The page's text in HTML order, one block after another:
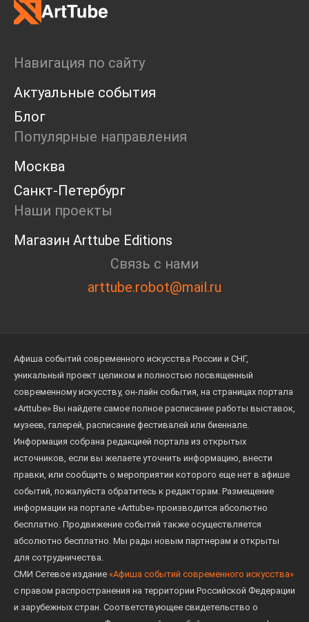
Навигация по сайту
Актуальные события
Блог
Популярные направления
Москва
Санкт-Петербург
Наши проекты
Магазин Arttube Editions
Связь с нами
arttube.robot@mail.ru
Афиша событий современного искусства России и СНГ,
уникальный проект целиком и полностью посвященный
современному искусству, он-лайн события, на страницах портала
«Arttube» Вы найдете самое полное расписание работы выставок,
музеев, галерей, расписание фестивалей или биеннале.
Информация собрана редакцией портала из открытых
источников, если вы желаете уточнить информацию, внести
правки, или сообщить о мероприятии которого еще нет в афише
событий, пожалуйста обратитесь к редакторам. Размещение
информации на портале «Arttube» производится абсолютно
бесплатно. Продвижение событий также осуществляется
абсолютно бесплатно. Мы рады новым партнерам и открыты
для сотрудничества.
СМИ Сетевое издание «Афиша событий современного искусства»
с правом распространения на территории Российской Федерации
и зарубежных стран. Соответствующее свидетельство о